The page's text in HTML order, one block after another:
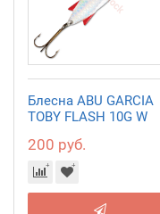
Блесна ABU GARCIA
TOBY FLASH 10G W
200 руб.